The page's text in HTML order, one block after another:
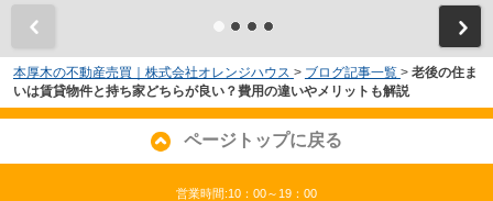
本厚木の不動産売買｜株式会社オレンジハウス > ブログ記事一覧 > 老後の住ま
いは賃貸物件と持ち家どちらが良い？費用の違いやメリットも解説
ページトップに戻る
営業時間:10：00～19：00